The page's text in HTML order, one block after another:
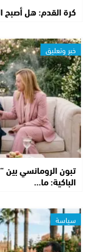
كرة القدم: هل أصبح
خبر وتعليق
تبون الرومانسي بين
الباكية: ما…
سياسة